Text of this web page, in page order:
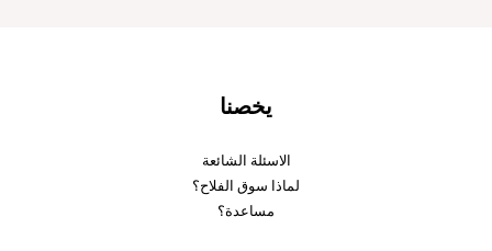
يخصنا
الاسئلة الشائعة
لماذا سوق الفلاح؟
مساعدة؟